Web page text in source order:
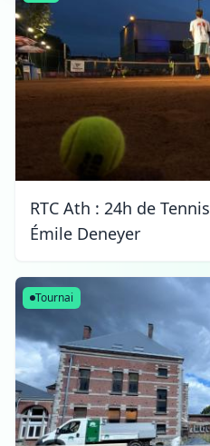
RTC Ath : 24h de
Émile Deneyer
Tournai